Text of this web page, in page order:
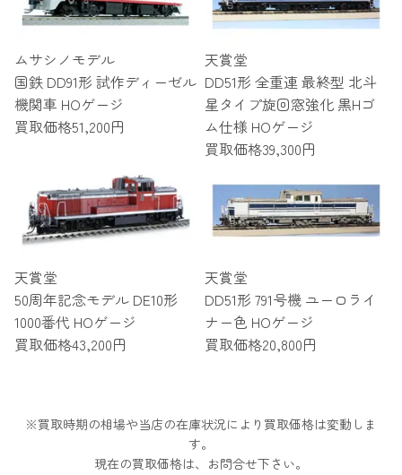
ムサシノモデル
国鉄 DD91形 試作ディーゼル
機関車 HOゲージ
買取価格51,200円
天賞堂
DD51形 全重連 最終型 北斗
星タイプ旋回窓強化 黒Hゴ
ム仕様 HOゲージ
買取価格39,300円
天賞堂
50周年記念モデル DE10形
1000番代 HOゲージ
買取価格43,200円
天賞堂
DD51形 791号機 ユーロライ
ナー色 HOゲージ
買取価格20,800円
※買取時期の相場や当店の在庫状況により買取価格は変動しま
す。
現在の買取価格は、お問合せ下さい。